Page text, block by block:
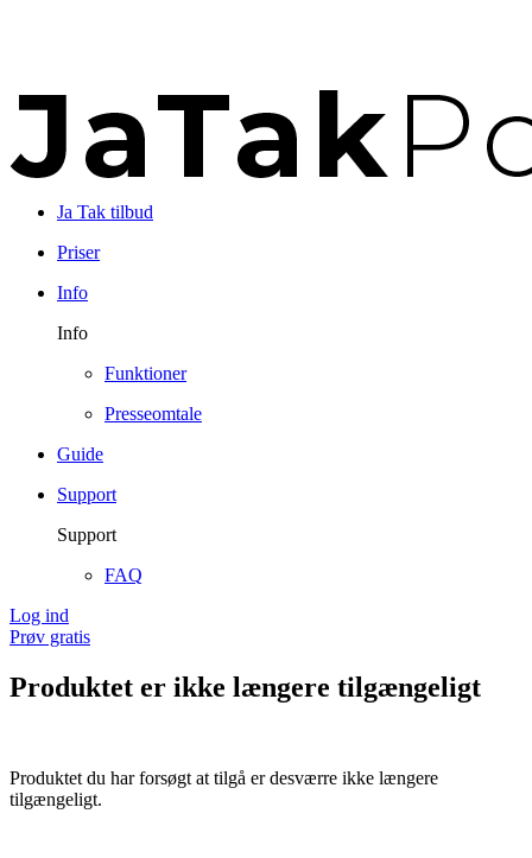
Ja Tak tilbud
Priser
Info
Info
Funktioner
Presseomtale
Guide
Support
Support
FAQ
Log ind
Prøv gratis
Produktet er ikke længere tilgængeligt
Produktet du har forsøgt at tilgå er desværre ikke længere
tilgængeligt.